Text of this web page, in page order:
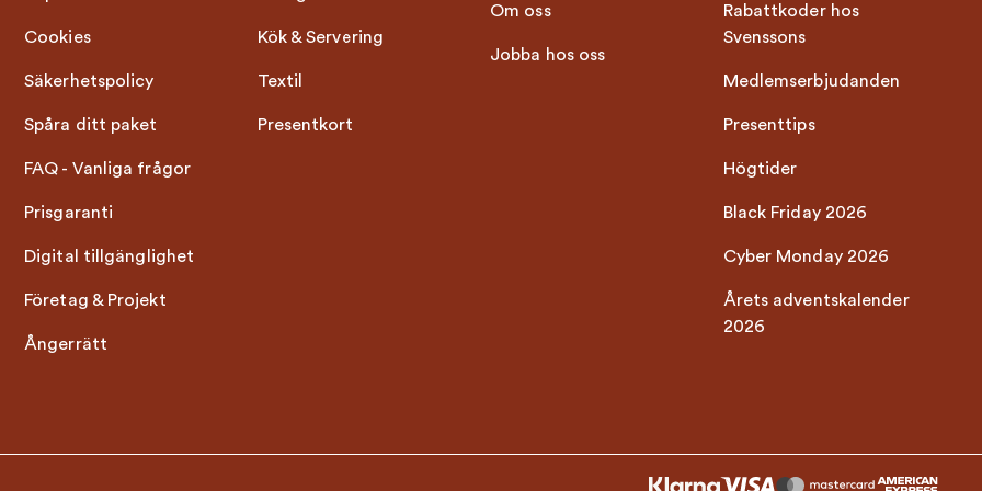
Cookies
Säkerhetspolicy
Spåra ditt paket
FAQ - Vanliga frågor
Prisgaranti
Digital tillgänglighet
Företag & Projekt
Ångerrätt
Kök & Servering
Textil
Presentkort
Om oss
Jobba hos oss
Rabattkoder hos
Svenssons
Medlemserbjudanden
Presenttips
Högtider
Black Friday 2026
Cyber Monday 2026
Årets adventskalender
2026